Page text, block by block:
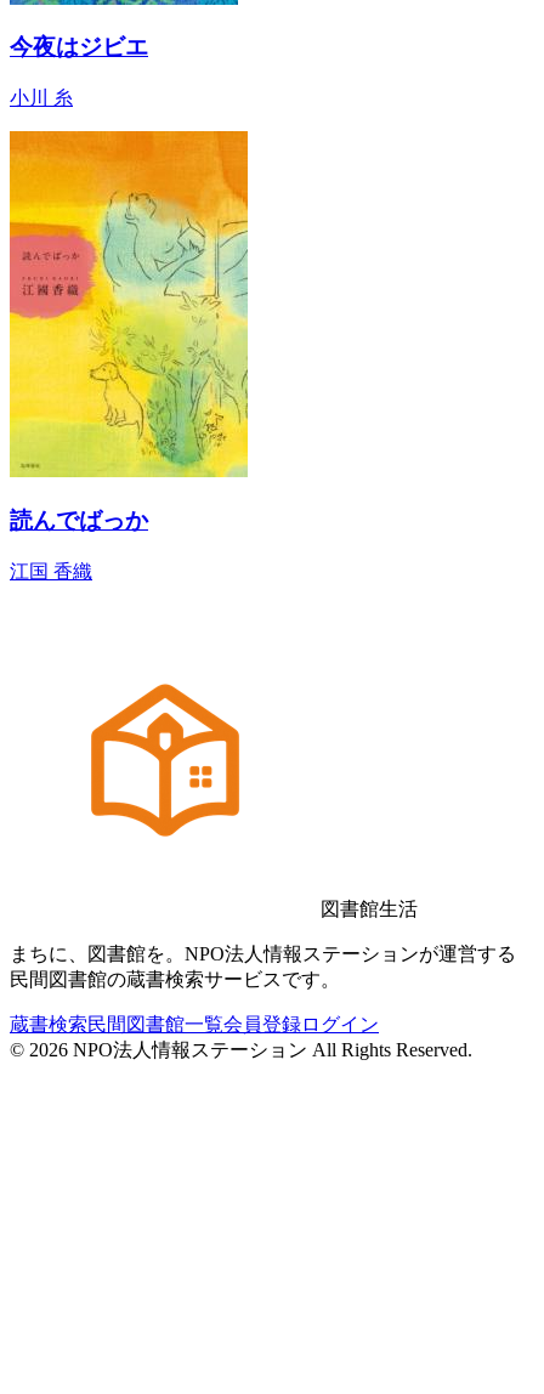
今夜はジビエ
小川 糸
読んでばっか
江国 香織
図書館生活
まちに、図書館を。NPO法人情報ステーションが運営する
民間図書館の蔵書検索サービスです。
蔵書検索民間図書館一覧会員登録ログイン
© 2026 NPO法人情報ステーション All Rights Reserved.